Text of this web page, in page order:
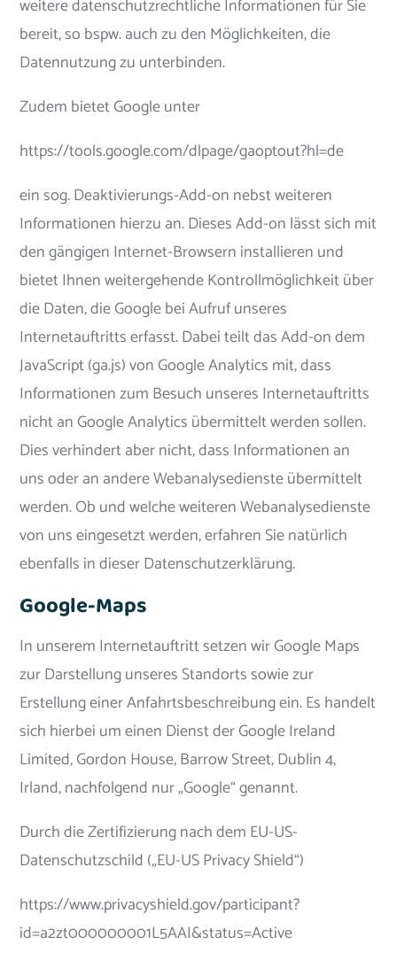
weitere datenschutzrechtliche Informationen für Sie
bereit, so bspw. auch zu den Möglichkeiten, die
Datennutzung zu unterbinden.
Zudem bietet Google unter
https://tools.google.com/dlpage/gaoptout?hl=de
ein sog. Deaktivierungs-Add-on nebst weiteren
Informationen hierzu an. Dieses Add-on lässt sich mit
den gängigen Internet-Browsern installieren und
bietet Ihnen weitergehende Kontrollmöglichkeit über
die Daten, die Google bei Aufruf unseres
Internetauftritts erfasst. Dabei teilt das Add-on dem
JavaScript (ga.js) von Google Analytics mit, dass
Informationen zum Besuch unseres Internetauftritts
nicht an Google Analytics übermittelt werden sollen.
Dies verhindert aber nicht, dass Informationen an
uns oder an andere Webanalysedienste übermittelt
werden. Ob und welche weiteren Webanalysedienste
von uns eingesetzt werden, erfahren Sie natürlich
ebenfalls in dieser Datenschutzerklärung.
Google-Maps
In unserem Internetauftritt setzen wir Google Maps
zur Darstellung unseres Standorts sowie zur
Erstellung einer Anfahrtsbeschreibung ein. Es handelt
sich hierbei um einen Dienst der Google Ireland
Limited, Gordon House, Barrow Street, Dublin 4,
Irland, nachfolgend nur „Google“ genannt.
Durch die Zertifizierung nach dem EU-US-
Datenschutzschild („EU-US Privacy Shield“)
https://www.privacyshield.gov/participant?
id=a2zt000000001L5AAI&status=Active